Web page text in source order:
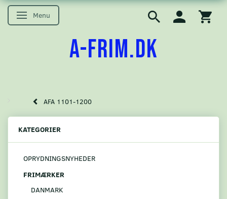
Skifte navigation
Menu
A-FRIM.DK
AFA 1101-1200
KATEGORIER
OPRYDNINGSNYHEDER
FRIMÆRKER
DANMARK